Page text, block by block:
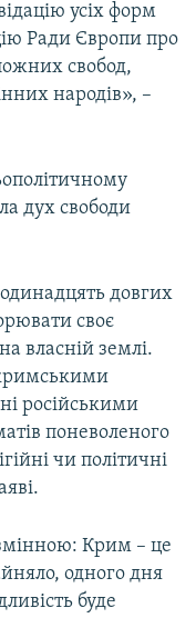
усіх форм
Ради Європи про
свобод,
народів», –
дух свободи
довгих
своє
власній землі.
кримськими
російськими
поневоленого
чи політичні
Крим – це
одного дня
буде